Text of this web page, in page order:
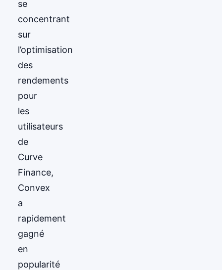
se
concentrant
sur
l’optimisation
des
rendements
pour
les
utilisateurs
de
Curve
Finance,
Convex
a
rapidement
gagné
en
popularité